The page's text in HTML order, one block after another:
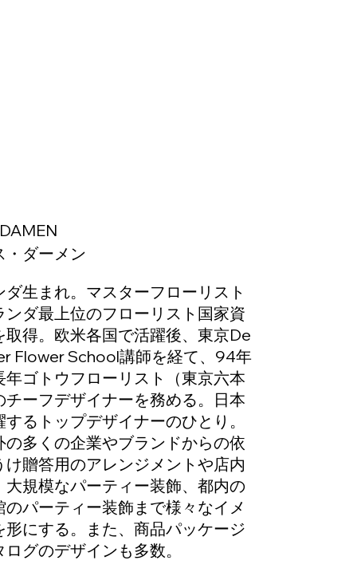
・ダーメン
ダ生まれ。マスターフローリスト
ンダ最上位のフローリスト国家資
取得。欧米各国で活躍後、東京De
Flower School講師を経て、94年
年ゴトウフローリスト（東京六本
チーフデザイナーを務める。日本
するトップデザイナーのひとり。
の多くの企業やブランドからの依
け贈答用のアレンジメントや店内
大規模なパーティー装飾、都内の
のパーティー装飾まで様々なイメ
形にする。また、商品パッケージ
グのデザインも多数。